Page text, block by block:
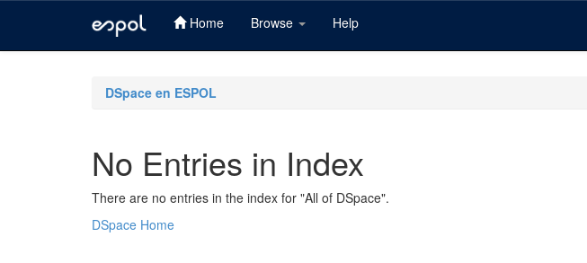
Home Browse Help
DSpace en ESPOL
No Entries in Index
There are no entries in the index for "All of DSpace".
DSpace Home